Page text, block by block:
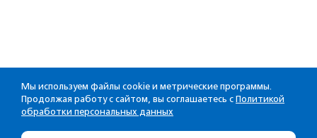
Мы используем файлы cookie и метрические программы.
Продолжая работу с сайтом, вы соглашаетесь с Политикой
обработки персональных данных